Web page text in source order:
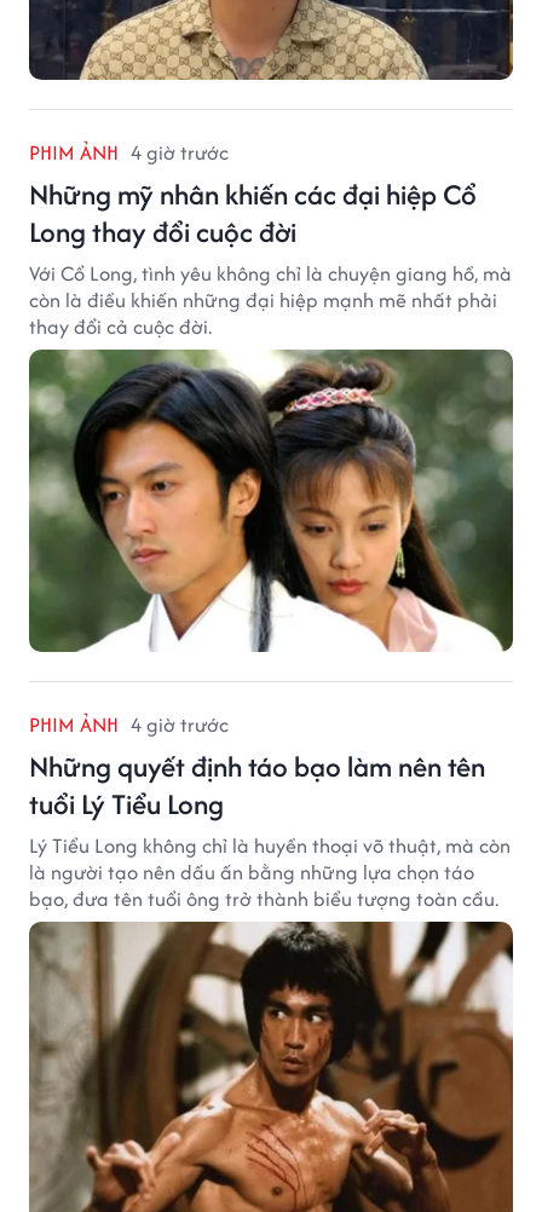
PHIM ẢNH 4 giờ trước
Những mỹ nhân khiến các đại hiệp Cổ
Long thay đổi cuộc đời
Với Cổ Long, tình yêu không chỉ là chuyện giang hồ, mà
còn là điều khiến những đại hiệp mạnh mẽ nhất phải
thay đổi cả cuộc đời.
PHIM ẢNH 4 giờ trước
Những quyết định táo bạo làm nên tên
tuổi Lý Tiểu Long
Lý Tiểu Long không chỉ là huyền thoại võ thuật, mà còn
là người tạo nên dấu ấn bằng những lựa chọn táo
bạo, đưa tên tuổi ông trở thành biểu tượng toàn cầu.